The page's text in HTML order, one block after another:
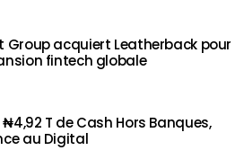
Group acquiert Leatherback pour
fintech globale
T de Cash Hors Banques,
au Digital